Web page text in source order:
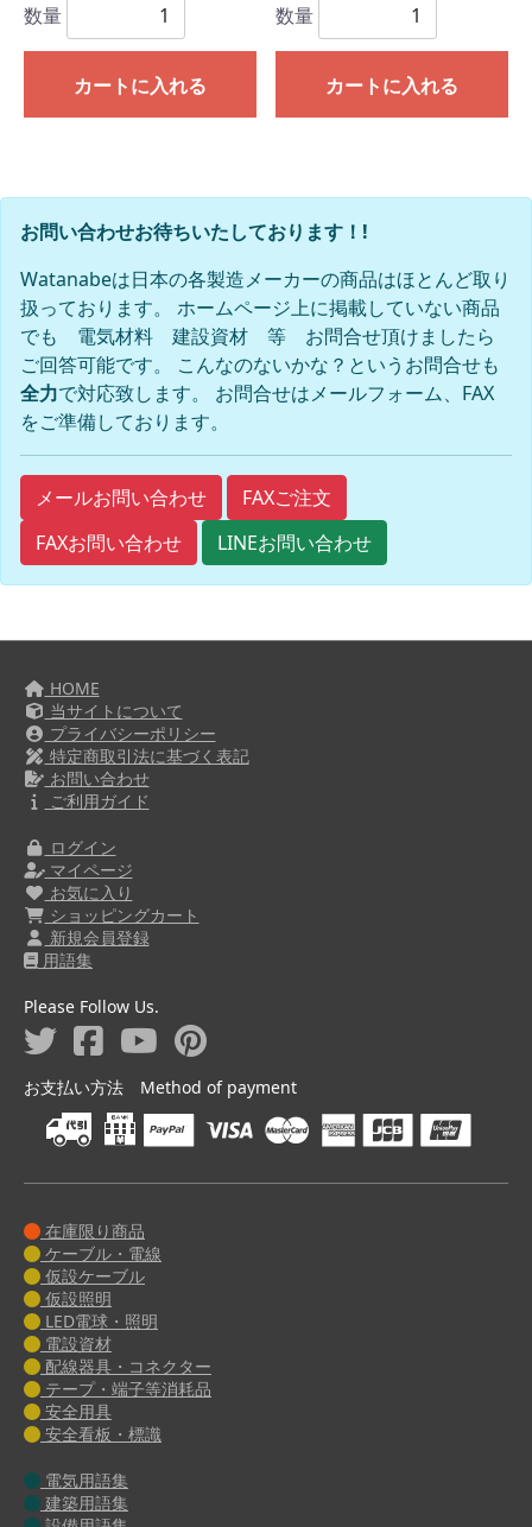
数量
カートに入れる
数量
カートに入れる
お問い合わせお待ちいたしております！!
Watanabeは日本の各製造メーカーの商品はほとんど取り
扱っております。 ホームページ上に掲載していない商品
でも 電気材料 建設資材 等 お問合せ頂けましたら
ご回答可能です。 こんなのないかな？というお問合せも
全力で対応致します。 お問合せはメールフォーム、FAX
をご準備しております。
メールお問い合わせ
FAXご注文
FAXお問い合わせ
LINEお問い合わせ
HOME
当サイトについて
プライバシーポリシー
特定商取引法に基づく表記
お問い合わせ
ご利用ガイド
ログイン
マイページ
お気に入り
ショッピングカート
新規会員登録
用語集
Please Follow Us.
お支払い方法 Method of payment
在庫限り商品
ケーブル・電線
仮設ケーブル
仮設照明
LED電球・照明
電設資材
配線器具・コネクター
テープ・端子等消耗品
安全用具
安全看板・標識
電気用語集
建築用語集